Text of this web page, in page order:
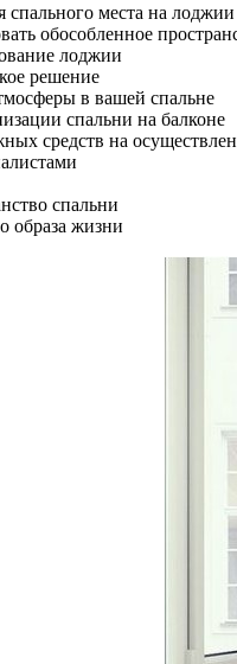
места на
обособленное
лоджии
решение
в вашей спальне
спальни на балконе
средств на
спальни
образа жизни